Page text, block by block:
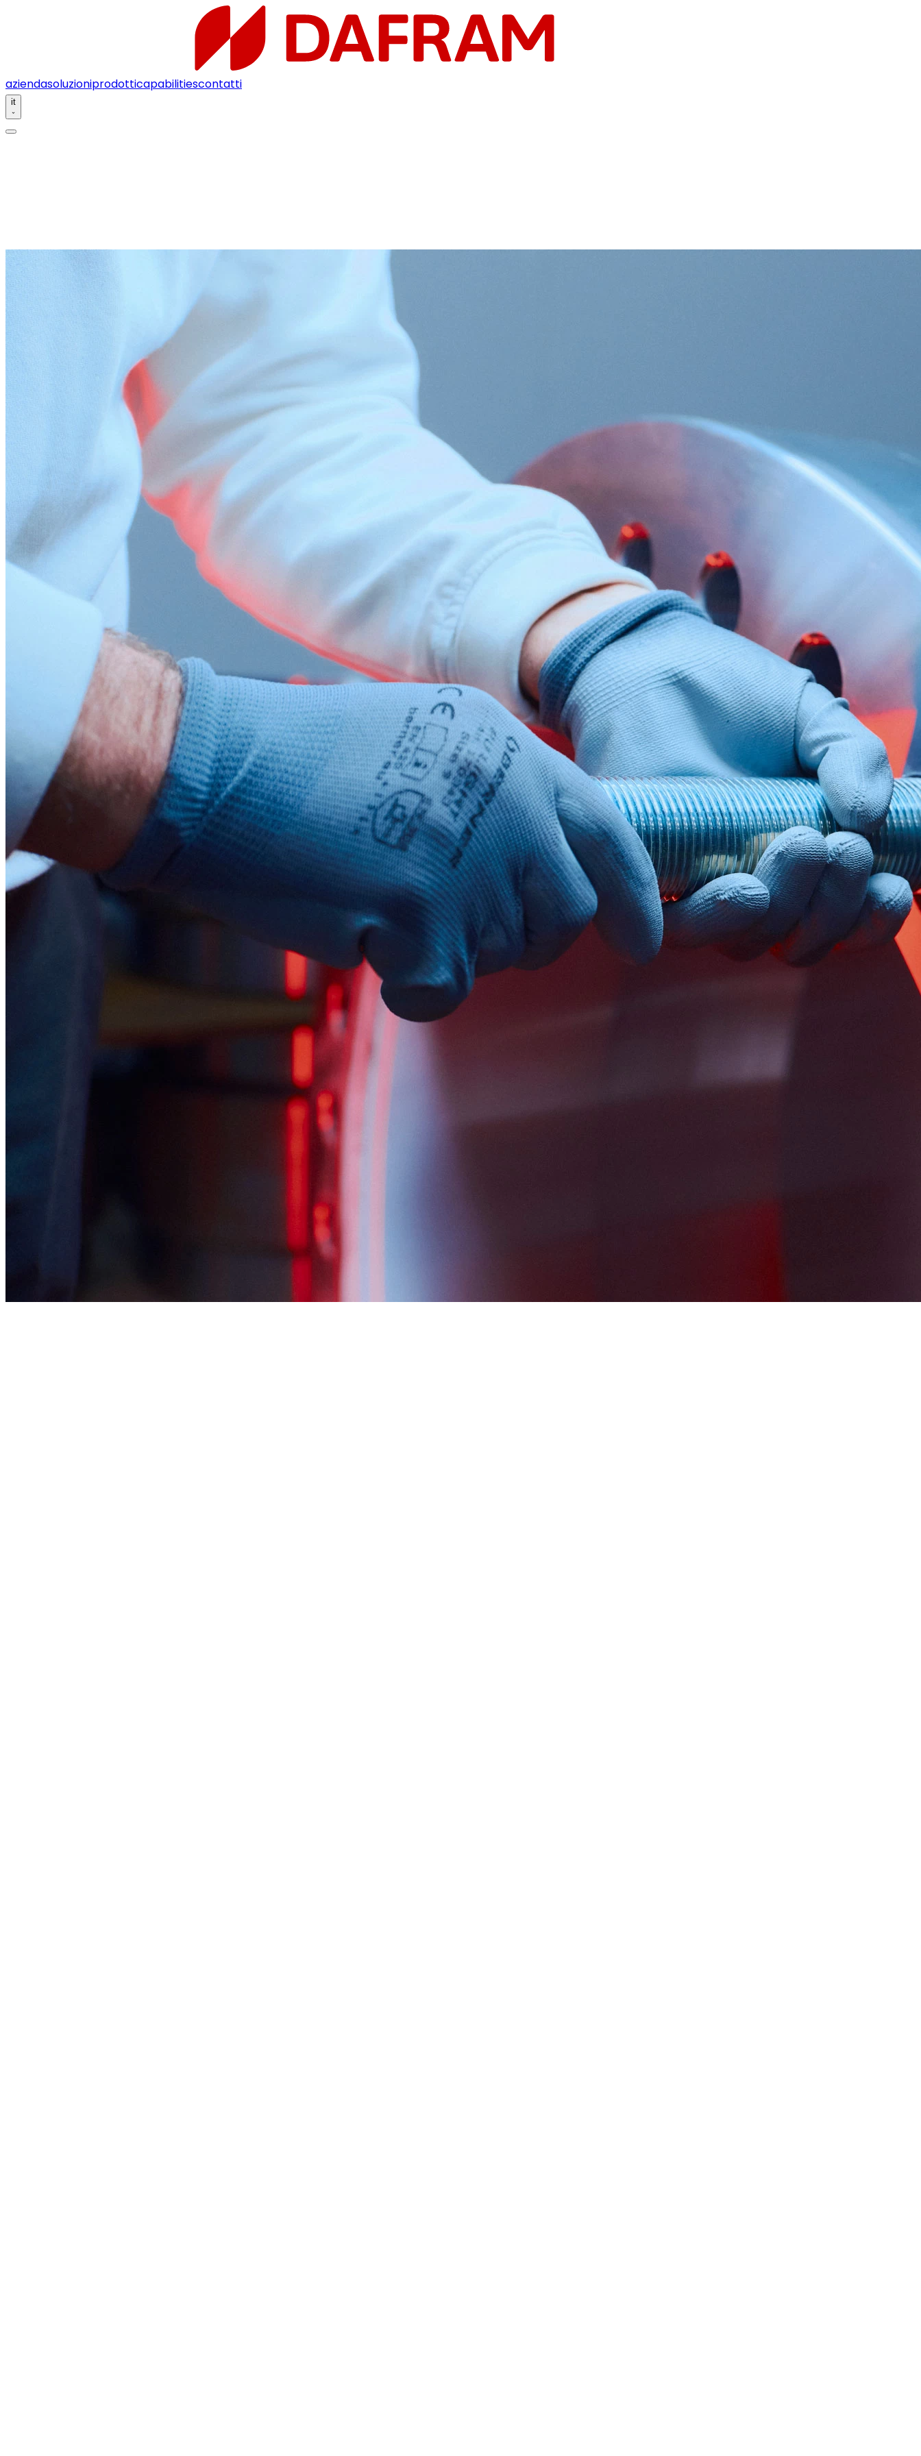
aziendasoluzioniprodotticapabilitiescontatti
it